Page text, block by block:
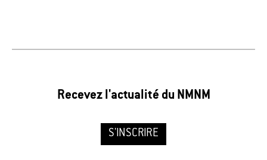
Recevez l'actualité du NMNM
S'INSCRIRE